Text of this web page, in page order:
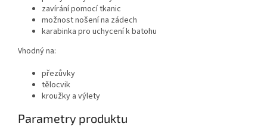
zavírání pomocí tkanic
možnost nošení na zádech
karabinka pro uchycení k batohu
Vhodný na:
přezůvky
tělocvik
kroužky a výlety
Parametry produktu